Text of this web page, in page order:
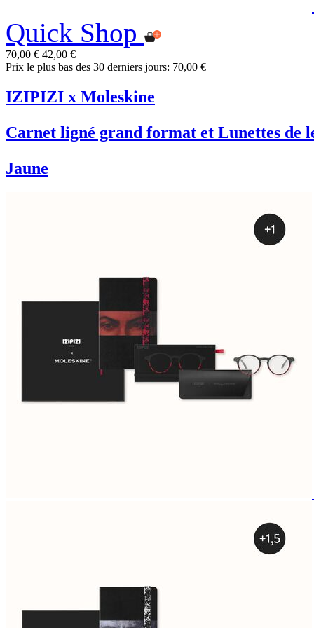
Quick Shop
70,00 €42,00 €
Prix le plus bas des 30 derniers jours: 70,00 €
IZIPIZI x Moleskine
Carnet ligné grand format et Lunettes de
Jaune